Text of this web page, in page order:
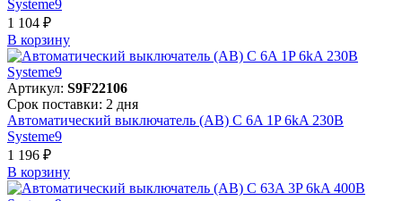
Systeme9
1 104 ₽
В корзинy
Артикул: S9F22106
Срок поставки: 2 дня
Автоматический выключатель (АВ) C 6A 1P 6kA 230В
Systeme9
1 196 ₽
В корзинy